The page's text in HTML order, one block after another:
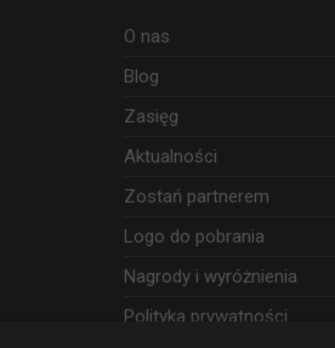
O nas
Blog
Zasięg
Aktualności
Zostań partnerem
Logo do pobrania
Nagrody i wyróżnienia
Polityka prywatności